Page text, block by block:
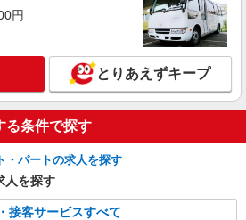
月2回払い・週払い可能（規程
゜・。○。・゜+゜・。○。・゜+゜
詳細を見る
円
とりあえずキープ
る条件で探す
・パートの求人を探す
人を探す
接客サービスすべて